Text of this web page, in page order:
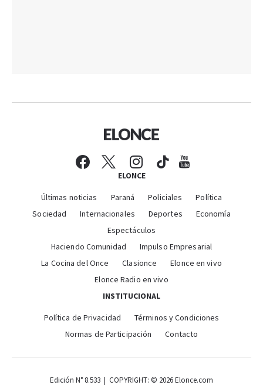
ELONCE
Últimas noticias Paraná Policiales
Política
Sociedad
Internacionales Deportes
Economía
Espectáculos
Haciendo Comunidad
Impulso Empresarial
La Cocina del Once
Clasionce
Elonce en vivo
Elonce Radio en vivo
INSTITUCIONAL
Política de Privacidad
Términos y Condiciones
Normas de Participación
Contacto
Edición N° 8.533 | COPYRIGHT: © 2026 Elonce.com